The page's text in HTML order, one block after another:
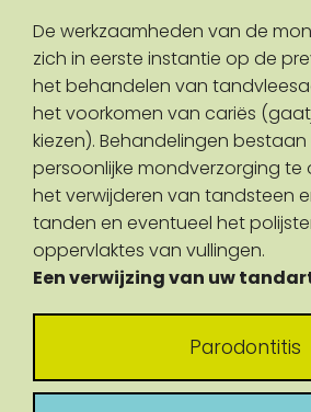
De werkzaamheden van de
zich in eerste instantie op de
het behandelen van
het voorkomen van cariës
kiezen). Behandelingen
persoonlijke mondverzorging te
het verwijderen van tandsteen
tanden en eventueel het
oppervlaktes van vullingen.
Een verwijzing van uw
Parodontitis